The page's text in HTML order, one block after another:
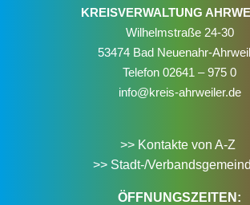
KREISVERWALTUNG
Wilhelmstraße 24-30
53474 Bad Neuenahr-
Telefon 02641 – 975 0
info@kreis-ahrweiler.de
>> Kontakte von A-Z
>> Stadt-/
ÖFFNUNGSZEITEN: